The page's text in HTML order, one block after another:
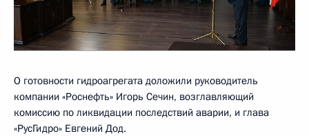
О готовности гидроагрегата доложили руководитель
компании «Роснефть» Игорь Сечин, возглавляющий
комиссию по ликвидации последствий аварии, и глава
«РусГидро» Евгений Дод.